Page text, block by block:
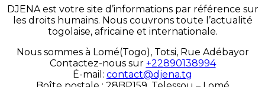
DJENA est votre site d’informations par référence sur
les droits humains. Nous couvrons toute l’actualité
togolaise, africaine et internationale.
Nous sommes à Lomé(Togo), Totsi, Rue Adébayor
Contactez-nous sur +22890138994
É-mail: contact@djena.tg